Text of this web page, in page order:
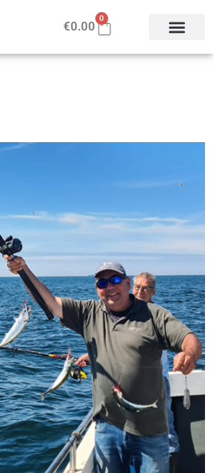
€0.00
0